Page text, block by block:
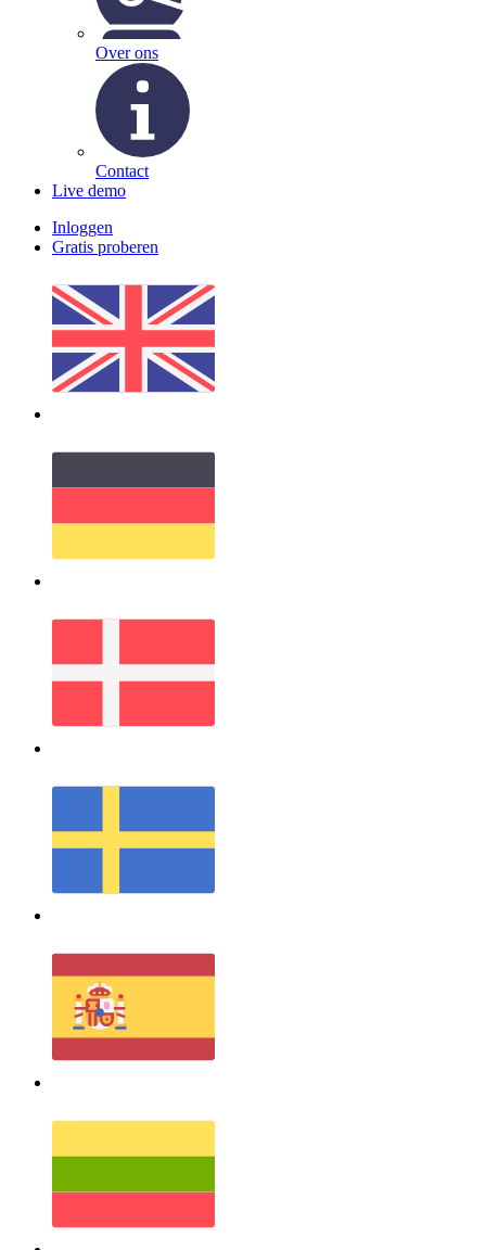
Over ons
Contact
Live demo
Inloggen
Gratis proberen